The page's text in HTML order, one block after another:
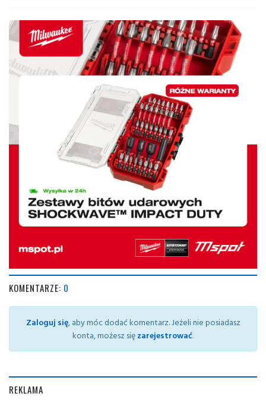
KOMENTARZE: 0
Zaloguj się, aby móc dodać komentarz. Jeżeli nie posiadasz
konta, możesz sięzarejestrować.
REKLAMA